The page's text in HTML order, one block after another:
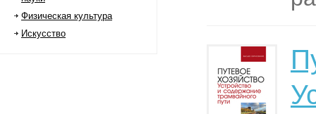
Физическая культура
Искусство